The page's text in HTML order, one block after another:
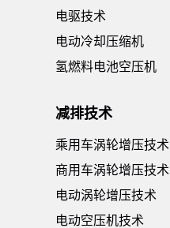
电驱技术
电动冷却压缩机
氢燃料电池空压机
减排技术
乘用车涡轮增压技术
商用车涡轮增压技术
电动涡轮增压技术
电动空压机技术